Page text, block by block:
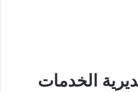
الخدمات